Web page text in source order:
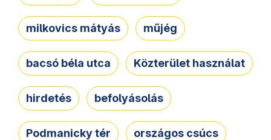
milkovics mátyás műjég
bacsó béla utca Közterület használat
hirdetés befolyásolás
Podmanicky tér országos csúcs